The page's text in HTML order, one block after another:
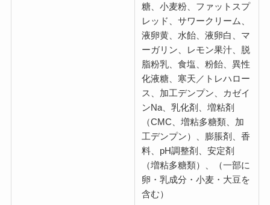
糖、小麦粉、ファットスプ
レッド、サワークリーム、
液卵黄、水飴、液卵白、マ
ーガリン、レモン果汁、脱
脂粉乳、食塩、粉飴、異性
化液糖、寒天／トレハロー
ス、加工デンプン、カゼイ
ンNa、乳化剤、増粘剤
（CMC、増粘多糖類、加
工デンプン）、膨脹剤、香
料、pH調整剤、安定剤
（増粘多糖類）、（一部に
卵・乳成分・小麦・大豆を
含む）